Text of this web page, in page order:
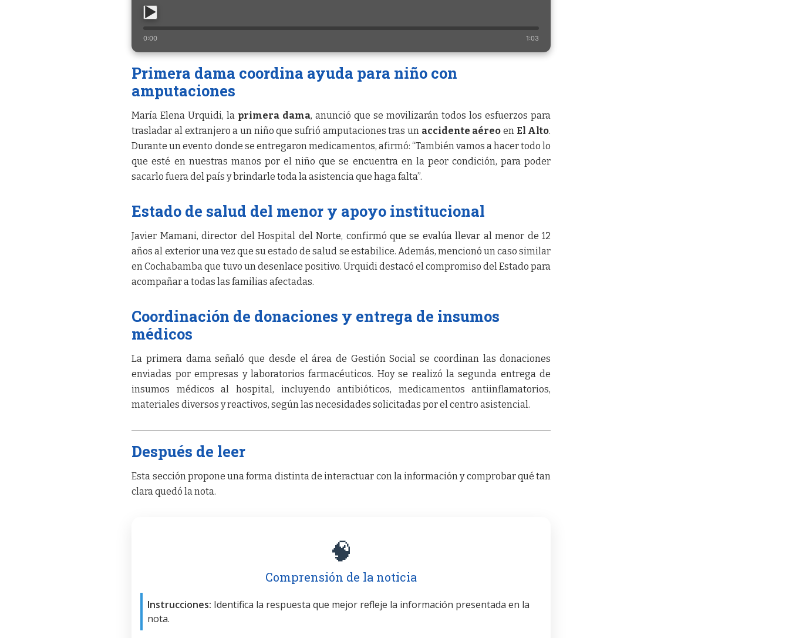
0:00 1:03
Primera dama coordina ayuda para niño con
amputaciones
María Elena Urquidi, la primera dama, anunció que se movilizarán todos los esfuerzos para
trasladar al extranjero a un niño que sufrió amputaciones tras un accidente aéreo en El Alto.
Durante un evento donde se entregaron medicamentos, afirmó: “También vamos a hacer todo lo
que esté en nuestras manos por el niño que se encuentra en la peor condición, para poder
sacarlo fuera del país y brindarle toda la asistencia que haga falta”.
Estado de salud del menor y apoyo institucional
Javier Mamani, director del Hospital del Norte, confirmó que se evalúa llevar al menor de 12
años al exterior una vez que su estado de salud se estabilice. Además, mencionó un caso similar
en Cochabamba que tuvo un desenlace positivo. Urquidi destacó el compromiso del Estado para
acompañar a todas las familias afectadas.
Coordinación de donaciones y entrega de insumos
médicos
La primera dama señaló que desde el área de Gestión Social se coordinan las donaciones
enviadas por empresas y laboratorios farmacéuticos. Hoy se realizó la segunda entrega de
insumos médicos al hospital, incluyendo antibióticos, medicamentos antiinflamatorios,
materiales diversos y reactivos, según las necesidades solicitadas por el centro asistencial.
Después de leer
Esta sección propone una forma distinta de interactuar con la información y comprobar qué tan
clara quedó la nota.
🧠
Comprensión de la noticia
Instrucciones: Identifica la respuesta que mejor refleje la información presentada en la
nota.